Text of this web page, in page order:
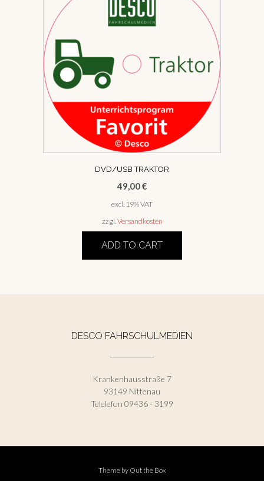
DVD/USB TRAKTOR
49,00€
excl. 19% VAT
zzgl.Versandkosten
ADD TO CART
DESCO FAHRSCHULMEDIEN
Krankenhausstraße 7
93149 Nittenau
Telelefon 09436 - 3199
Theme by Out the Box